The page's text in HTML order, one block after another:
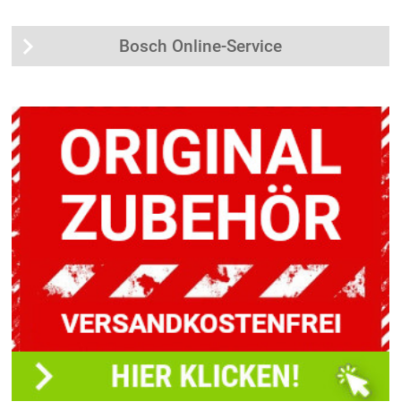
Bosch Online-Service